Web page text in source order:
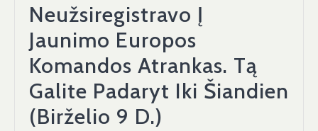
Neužsiregistravo Į
Jaunimo Europos
Komandos Atrankas. Tą
Galite Padaryt Iki Šiandien
(birželio 9 D.)